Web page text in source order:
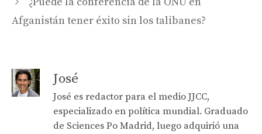
Afganistán tener éxito sin los talibanes?
José
José es redactor para el medio JJCC,
especializado en política mundial. Graduado
de Sciences Po Madrid, luego adquirió una